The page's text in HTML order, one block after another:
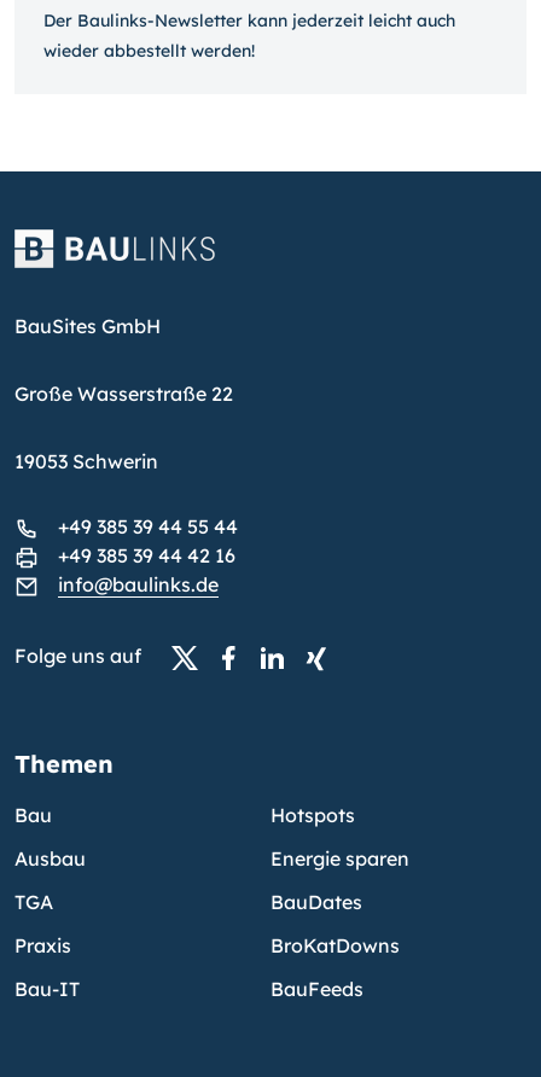
Der Baulinks-Newsletter kann jeder­zeit leicht auch
wieder ab­bestellt werden!
BauSites GmbH
Große Wasserstraße 22
19053 Schwerin
+49 385 39 44 55 44
+49 385 39 44 42 16
info@baulinks.de
Folge uns auf
Themen
Bau
Ausbau
TGA
Praxis
Bau-IT
Hotspots
Energie sparen
BauDates
BroKatDowns
BauFeeds